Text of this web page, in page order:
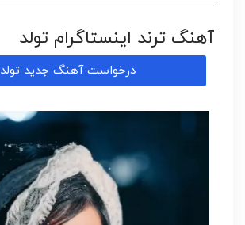
آهنگ ترند اینستاگرام تولد
درخواست آهنگ جدید تولد